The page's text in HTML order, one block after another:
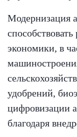
Модернизация
экономики, в
удобрений,
цифровизации
благодаря